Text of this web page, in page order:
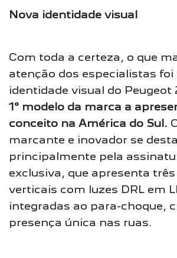
Nova identidade visual
Com toda a certeza, o que
atenção dos especialistas foi
identidade visual do Peugeot
1º modelo da marca a
conceito na América do Sul.
marcante e inovador se
principalmente pela
exclusiva, que apresenta
verticais com luzes DRL em
integradas ao para-choque,
presença única nas ruas.